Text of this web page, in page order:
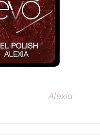
Alexia